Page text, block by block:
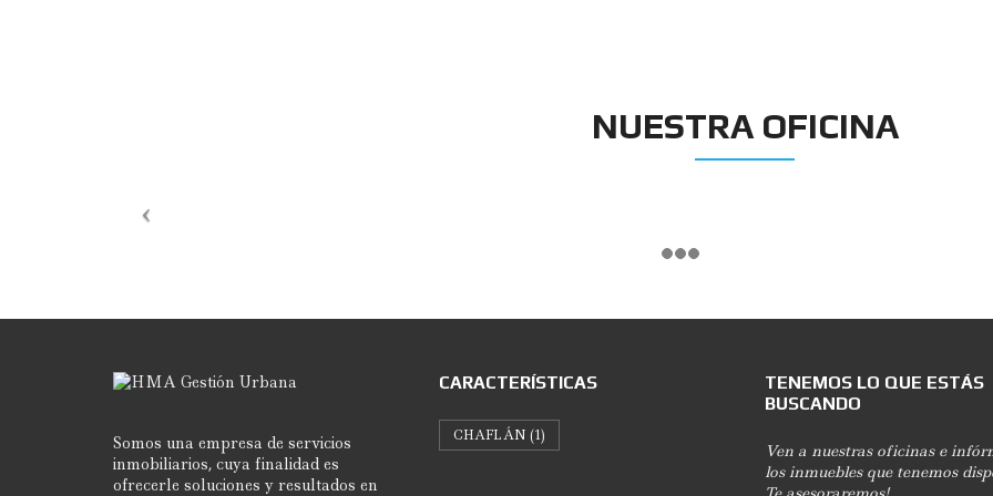
NUESTRA OFICINA
Somos una empresa de servicios
inmobiliarios, cuya finalidad es
ofrecerle soluciones y resultados en
CARACTERÍSTICAS
CHAFLÁN (1)
TENEMOS LO QUE ESTÁS
BUSCANDO
Ven a nuestras oficinas e
los inmuebles que tenemos